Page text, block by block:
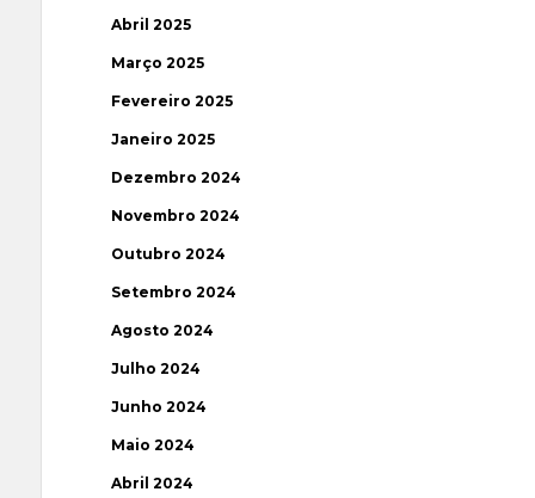
Abril 2025
Março 2025
Fevereiro 2025
Janeiro 2025
Dezembro 2024
Novembro 2024
Outubro 2024
Setembro 2024
Agosto 2024
Julho 2024
Junho 2024
Maio 2024
Abril 2024